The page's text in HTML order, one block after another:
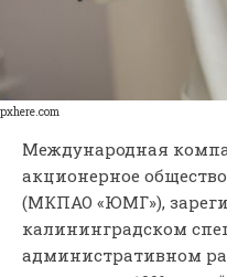
pxhere.com
Международная
акционерное
(МКПАО «ЮМГ»),
калининградском
административном